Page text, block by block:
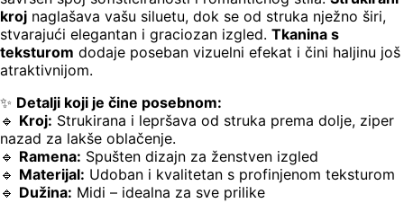
kroj naglašava vašu siluetu, dok se od struka nježno širi,
stvarajući elegantan i graciozan izgled. Tkanina s
teksturom dodaje poseban vizuelni efekat i čini haljinu još
atraktivnijom.
✨ Detalji koji je čine posebnom:
🔹 Kroj: Strukirana i lepršava od struka prema dolje, ziper
nazad za lakše oblačenje.
🔹 Ramena: Spušten dizajn za ženstven izgled
🔹 Materijal: Udoban i kvalitetan s profinjenom teksturom
🔹 Dužina: Midi – idealna za sve prilike